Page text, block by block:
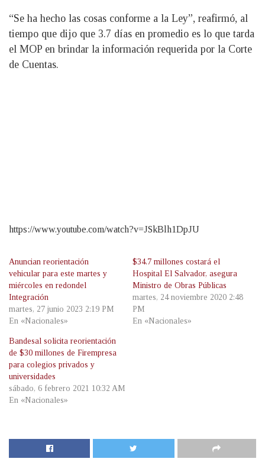
“Se ha hecho las cosas conforme a la Ley”, reafirmó, al
tiempo que dijo que 3.7 días en promedio es lo que tarda
el MOP en brindar la información requerida por la Corte
de Cuentas.
https://www.youtube.com/watch?v=JSkBlh1DpJU
Anuncian reorientación
vehicular para este martes y
miércoles en redondel
Integración
martes, 27 junio 2023 2:19 PM
En «Nacionales»
$34.7 millones costará el
Hospital El Salvador, asegura
Ministro de Obras Públicas
martes, 24 noviembre 2020 2:48
PM
En «Nacionales»
Bandesal solicita reorientación
de $30 millones de Firempresa
para colegios privados y
universidades
sábado, 6 febrero 2021 10:32 AM
En «Nacionales»